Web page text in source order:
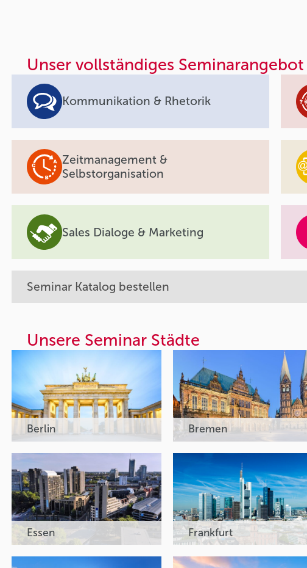
Unser vollständiges Seminarangebot
Kommunikation & Rhetorik
Zeitmanagement &
Selbstorganisation
Sales Dialoge & Marketing
Seminar Katalog bestellen
Unsere Seminar Städte
Berlin Bremen
Essen Frankfurt